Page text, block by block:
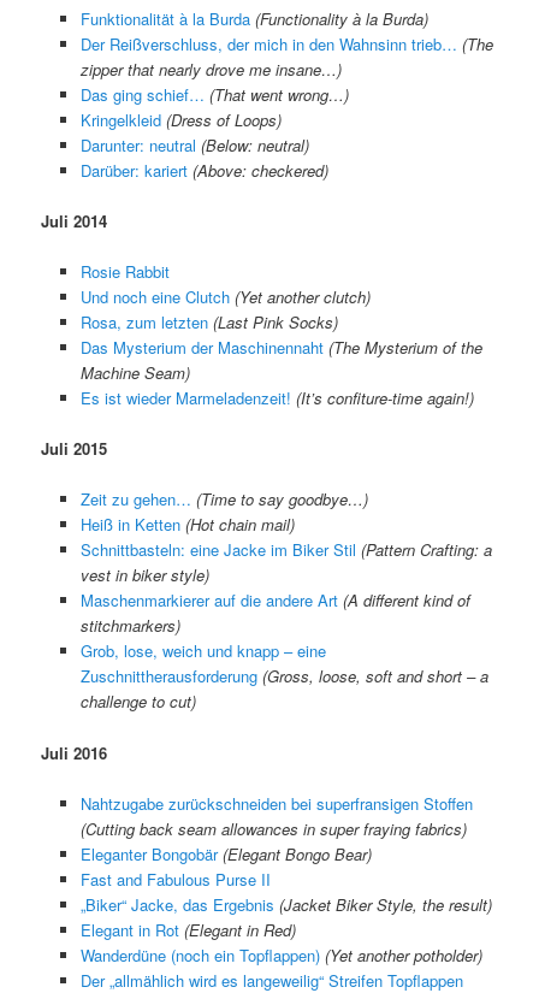
Funktionalität à la Burda (Functionality à la Burda)
Der Reißverschluss, der mich in den Wahnsinn trieb… (The
zipper that nearly drove me insane…)
Das ging schief… (That went wrong…)
Kringelkleid (Dress of Loops)
Darunter: neutral (Below: neutral)
Darüber: kariert (Above: checkered)
Juli 2014
Rosie Rabbit
Und noch eine Clutch (Yet another clutch)
Rosa, zum letzten (Last Pink Socks)
Das Mysterium der Maschinennaht (The Mysterium of the
Machine Seam)
Es ist wieder Marmeladenzeit! (It’s confiture-time again!)
Juli 2015
Zeit zu gehen… (Time to say goodbye…)
Heiß in Ketten (Hot chain mail)
Schnittbasteln: eine Jacke im Biker Stil (Pattern Crafting: a
vest in biker style)
Maschenmarkierer auf die andere Art (A different kind of
stitchmarkers)
Grob, lose, weich und knapp – eine
Zuschnittherausforderung (Gross, loose, soft and short – a
challenge to cut)
Juli 2016
Nahtzugabe zurückschneiden bei superfransigen Stoffen
(Cutting back seam allowances in super fraying fabrics)
Eleganter Bongobär (Elegant Bongo Bear)
Fast and Fabulous Purse II
„Biker“ Jacke, das Ergebnis (Jacket Biker Style, the result)
Elegant in Rot (Elegant in Red)
Wanderdüne (noch ein Topflappen) (Yet another potholder)
Der „allmählich wird es langeweilig“ Streifen Topflappen